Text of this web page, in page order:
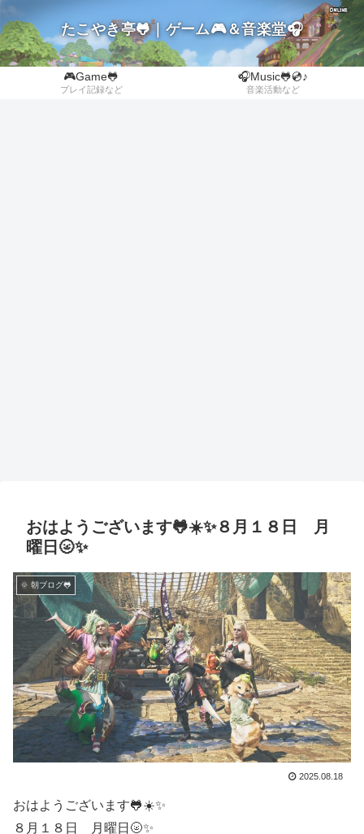
たこやき亭🐸｜ゲーム🎮＆音楽堂🎧
🎮Game🐸
プレイ記録など
🎧Music🐸💿♪
音楽活動など
おはようございます🐸☀️✨８月１８日 月
曜日🌝✨
🌞 朝ブログ🐸
2025.08.18
おはようございます🐸☀️✨
８月１８日 月曜日🌝✨